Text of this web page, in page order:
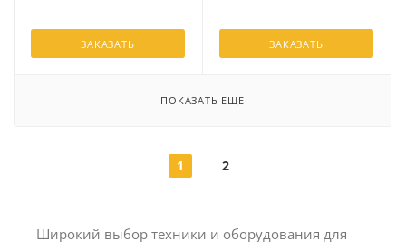
ЗАКАЗАТЬ ЗАКАЗАТЬ
ПОКАЗАТЬ ЕЩЕ
1 2
Широкий выбор техники и оборудования для